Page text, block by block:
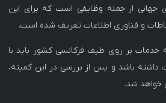
جهانی از جمله وظایفی است که برای این
و فناوری اطلاعات تعریف شده است.
خدمات بر روی طیف فرکانسی کشور باید با
داشته باشد و پس از بررسی در این کمیته،
خواهد شد.